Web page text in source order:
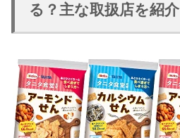
る？主な取扱店を紹介